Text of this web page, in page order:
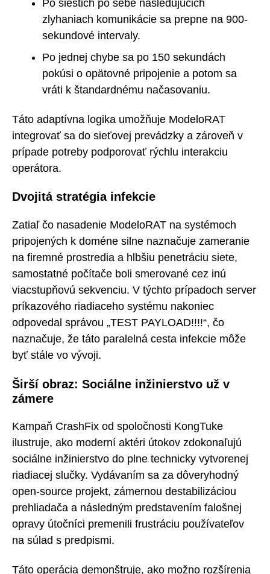
Po šiestich po sebe nasledujúcich
zlyhaniach komunikácie sa prepne na 900-
sekundové intervaly.
Po jednej chybe sa po 150 sekundách
pokúsi o opätovné pripojenie a potom sa
vráti k štandardnému načasovaniu.
Táto adaptívna logika umožňuje ModeloRAT
integrovať sa do sieťovej prevádzky a zároveň v
prípade potreby podporovať rýchlu interakciu
operátora.
Dvojitá stratégia infekcie
Zatiaľ čo nasadenie ModeloRAT na systémoch
pripojených k doméne silne naznačuje zameranie
na firemné prostredia a hlbšiu penetráciu siete,
samostatné počítače boli smerované cez inú
viacstupňovú sekvenciu. V týchto prípadoch server
príkazového riadiaceho systému nakoniec
odpovedal správou „TEST PAYLOAD!!!!“, čo
naznačuje, že táto paralelná cesta infekcie môže
byť stále vo vývoji.
Širší obraz: Sociálne inžinierstvo už v
zámere
Kampaň CrashFix od spoločnosti KongTuke
ilustruje, ako moderní aktéri útokov zdokonaľujú
sociálne inžinierstvo do plne technicky vytvorenej
riadiacej slučky. Vydávaním sa za dôveryhodný
open-source projekt, zámernou destabilizáciou
prehliadača a následným predstavením falošnej
opravy útočníci premenili frustráciu používateľov
na súlad s predpismi.
Táto operácia demonštruje, ako možno rozšírenia